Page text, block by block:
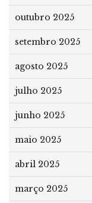
outubro 2025
setembro 2025
agosto 2025
julho 2025
junho 2025
maio 2025
abril 2025
março 2025